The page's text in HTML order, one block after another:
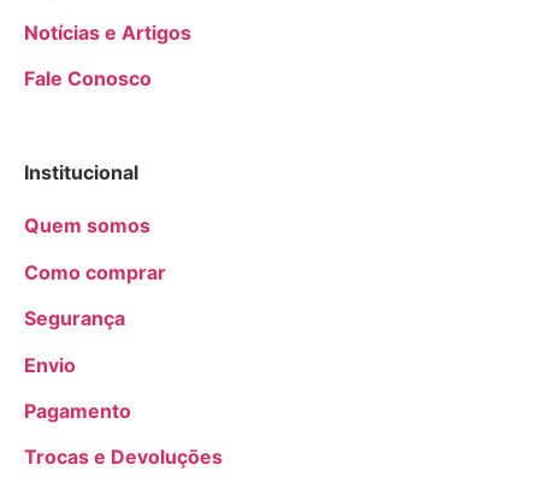
Notícias e Artigos
Fale Conosco
Institucional
Quem somos
Como comprar
Segurança
Envio
Pagamento
Trocas e Devoluções